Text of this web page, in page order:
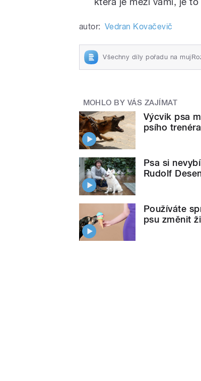
autor: Vedran Kovačevič
Všechny díly pořadu na
MOHLO BY VÁS ZAJÍMAT
Výcvik psa
psího
Psa si
Rudolf
Používáte
psu změnit